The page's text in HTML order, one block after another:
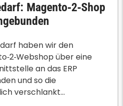
Magento‑2‑Shop
haben wir den
über eine
an das ERP
und so die
verschlankt...